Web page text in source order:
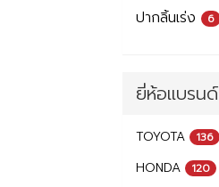
ปากลิ้นเร่ง
6
ยี่ห้อแบรนด์
TOYOTA 136
HONDA 120